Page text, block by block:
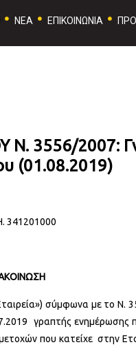
ΝΕΑ ΕΠΙΚΟΙΝΩΝΙΑ
2007:
(01.08.2019)
341201000
σύμφωνα με το Ν.
γραπτής ενημέρωσης
που κατείχε στην